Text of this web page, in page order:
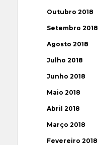
Outubro 2018
Setembro 2018
Agosto 2018
Julho 2018
Junho 2018
Maio 2018
Abril 2018
Março 2018
Fevereiro 2018